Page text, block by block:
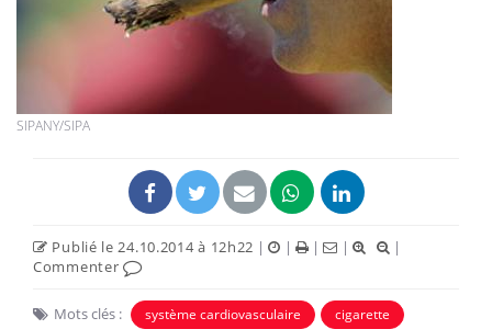
SIPANY/SIPA
Publié le 24.10.2014 à 12h22 | | | |
|
Commenter
Mots clés : système cardiovasculaire cigarette